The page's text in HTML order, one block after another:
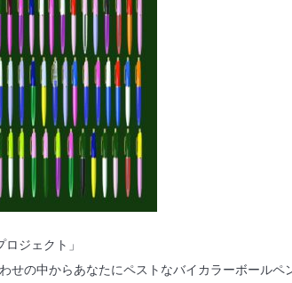
ロジェクト」
せの中からあなたにペストなバイカラーボールペ